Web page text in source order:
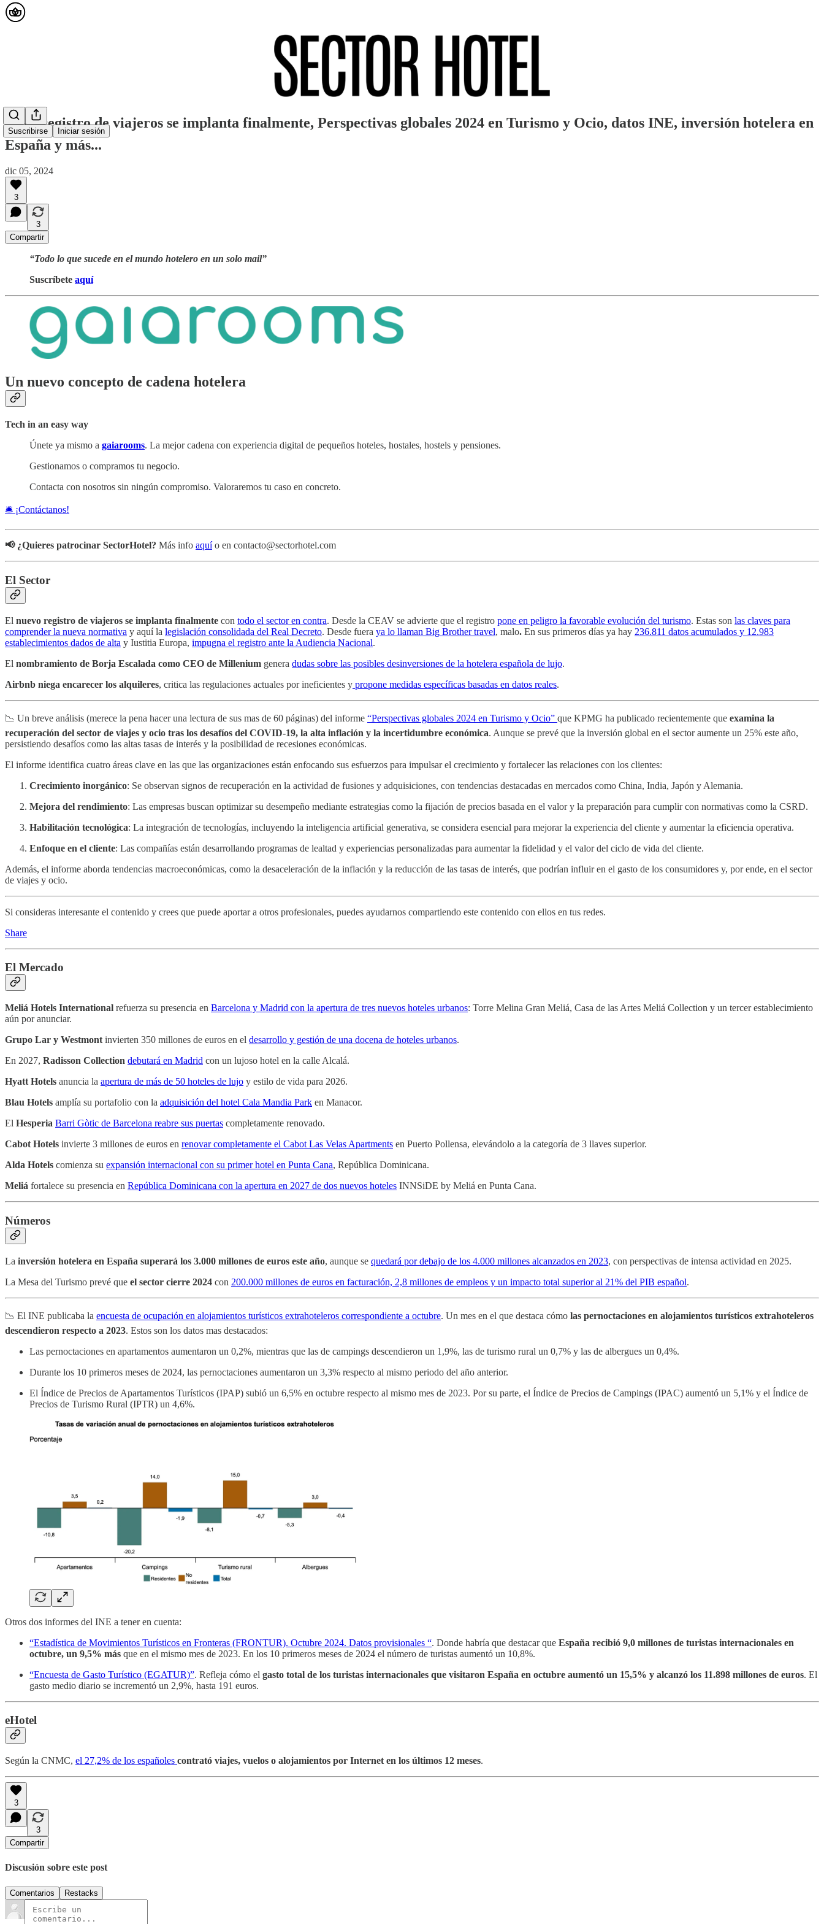
Suscribirse Iniciar sesión
🟡 El registro de viajeros se implanta finalmente, Perspectivas globales 2024 en Turismo y Ocio, datos INE, inversión hotelera en
España y más...
dic 05, 2024
3
3
Compartir
“Todo lo que sucede en el mundo hotelero en un solo mail”
Suscríbete aquí
Un nuevo concepto de cadena hotelera
Tech in an easy way
Únete ya mismo a gaiarooms. La mejor cadena con experiencia digital de pequeños hoteles, hostales, hostels y pensiones.
Gestionamos o compramos tu negocio.
Contacta con nosotros sin ningún compromiso. Valoraremos tu caso en concreto.
🛎️ ¡Contáctanos!
📢 ¿Quieres patrocinar SectorHotel? Más info aquío en contacto@sectorhotel.com
El Sector
El nuevo registro de viajeros se implanta finalmente con todo el sector en contra. Desde la CEAV se advierte que el registro pone en peligro la favorable evolución del turismo. Estas son las claves para
comprender la nueva normativa y aquí la legislación consolidada del Real Decreto. Desde fuera ya lo llaman Big Brother travel, malo. En sus primeros días ya hay 236.811 datos acumulados y 12.983
establecimientos dados de alta y Iustitia Europa, impugna el registro ante la Audiencia Nacional.
El nombramiento de Borja Escalada como CEO de Millenium genera dudas sobre las posibles desinversiones de la hotelera española de lujo.
Airbnb niega encarecer los alquileres, critica las regulaciones actuales por ineficientes y propone medidas específicas basadas en datos reales.
📉 Un breve análisis (merece la pena hacer una lectura de sus mas de 60 páginas) del informe “Perspectivas globales 2024 en Turismo y Ocio” que KPMG ha publicado recientemente que examina la
recuperación del sector de viajes y ocio tras los desafíos del COVID-19, la alta inflación y la incertidumbre económica. Aunque se prevé que la inversión global en el sector aumente un 25% este año,
persistiendo desafíos como las altas tasas de interés y la posibilidad de recesiones económicas.
El informe identifica cuatro áreas clave en las que las organizaciones están enfocando sus esfuerzos para impulsar el crecimiento y fortalecer las relaciones con los clientes:
Crecimiento inorgánico: Se observan signos de recuperación en la actividad de fusiones y adquisiciones, con tendencias destacadas en mercados como China, India, Japón y Alemania.
Mejora del rendimiento: Las empresas buscan optimizar su desempeño mediante estrategias como la fijación de precios basada en el valor y la preparación para cumplir con normativas como la CSRD.
Habilitación tecnológica: La integración de tecnologías, incluyendo la inteligencia artificial generativa, se considera esencial para mejorar la experiencia del cliente y aumentar la eficiencia operativa.
Enfoque en el cliente: Las compañías están desarrollando programas de lealtad y experiencias personalizadas para aumentar la fidelidad y el valor del ciclo de vida del cliente.
Además, el informe aborda tendencias macroeconómicas, como la desaceleración de la inflación y la reducción de las tasas de interés, que podrían influir en el gasto de los consumidores y, por ende, en el sector
de viajes y ocio.
Si consideras interesante el contenido y crees que puede aportar a otros profesionales, puedes ayudarnos compartiendo este contenido con ellos en tus redes.
Share
El Mercado
Meliá Hotels International refuerza su presencia en Barcelona y Madrid con la apertura de tres nuevos hoteles urbanos: Torre Melina Gran Meliá, Casa de las Artes Meliá Collection y un tercer establecimiento
aún por anunciar.
Grupo Lar y Westmont invierten 350 millones de euros en el desarrollo y gestión de una docena de hoteles urbanos.
En 2027, Radisson Collection debutará en Madrid con un lujoso hotel en la calle Alcalá.
Hyatt Hotels anuncia la apertura de más de 50 hoteles de lujo y estilo de vida para 2026.
Blau Hotels amplía su portafolio con la adquisición del hotel Cala Mandia Park en Manacor.
El Hesperia Barri Gòtic de Barcelona reabre sus puertas completamente renovado.
Cabot Hotels invierte 3 millones de euros en renovar completamente el Cabot Las Velas Apartments en Puerto Pollensa, elevándolo a la categoría de 3 llaves superior.
Alda Hotels comienza su expansión internacional con su primer hotel en Punta Cana, República Dominicana.
Meliá fortalece su presencia en República Dominicana con la apertura en 2027 de dos nuevos hoteles INNSiDE by Meliá en Punta Cana.
Números
La inversión hotelera en España superará los 3.000 millones de euros este año, aunque se quedará por debajo de los 4.000 millones alcanzados en 2023, con perspectivas de intensa actividad en 2025.
La Mesa del Turismo prevé que el sector cierre 2024 con 200.000 millones de euros en facturación, 2,8 millones de empleos y un impacto total superior al 21% del PIB español.
📉 El INE publicaba la encuesta de ocupación en alojamientos turísticos extrahoteleros correspondiente a octubre. Un mes en el que destaca cómo las pernoctaciones en alojamientos turísticos extrahoteleros
descendieron respecto a 2023. Estos son los datos mas destacados:
Las pernoctaciones en apartamentos aumentaron un 0,2%, mientras que las de campings descendieron un 1,9%, las de turismo rural un 0,7% y las de albergues un 0,4%.
Durante los 10 primeros meses de 2024, las pernoctaciones aumentaron un 3,3% respecto al mismo periodo del año anterior.
El Índice de Precios de Apartamentos Turísticos (IPAP) subió un 6,5% en octubre respecto al mismo mes de 2023. Por su parte, el Índice de Precios de Campings (IPAC) aumentó un 5,1% y el Índice de
Precios de Turismo Rural (IPTR) un 4,6%.
Otros dos informes del INE a tener en cuenta:
“Estadística de Movimientos Turísticos en Fronteras (FRONTUR). Octubre 2024. Datos provisionales “. Donde habría que destacar que España recibió 9,0 millones de turistas internacionales en
octubre, un 9,5% más que en el mismo mes de 2023. En los 10 primeros meses de 2024 el número de turistas aumentó un 10,8%.
“Encuesta de Gasto Turístico (EGATUR)”. Refleja cómo el gasto total de los turistas internacionales que visitaron España en octubre aumentó un 15,5% y alcanzó los 11.898 millones de euros. El
gasto medio diario se incrementó un 2,9%, hasta 191 euros.
eHotel
Según la CNMC, el 27,2% de los españoles contrató viajes, vuelos o alojamientos por Internet en los últimos 12 meses.
3
3
Compartir
Discusión sobre este post
Comentarios Restacks